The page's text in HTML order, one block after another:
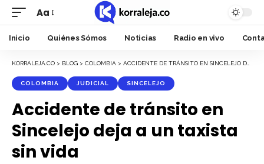
Font
Resizer
Aa
Inicio Quiénes Sómos Noticias Radio en vivo
KORRALEJA.CO > BLOG > COLOMBIA > ACCIDENTE DE TRÁNSITO EN SINCELEJO DEJA A UN TAXISTA SIN VIDA
COLOMBIA JUDICIAL SINCELEJO
Accidente de tránsito en
Sincelejo deja a un taxista
sin vida